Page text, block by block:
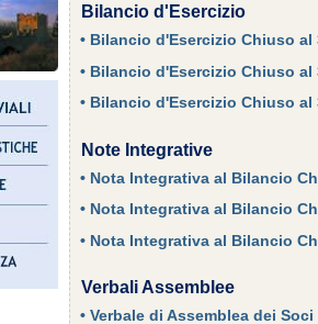
Bilancio d'Esercizio
• Bilancio d'Esercizio Chiuso al
• Bilancio d'Esercizio Chiuso al
• Bilancio d'Esercizio Chiuso al
Note Integrative
• Nota Integrativa al Bilancio
• Nota Integrativa al Bilancio
• Nota Integrativa al Bilancio
Verbali Assemblee
• Verbale di Assemblea dei